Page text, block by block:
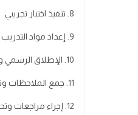
8. تنفيذ اختبار تجريبي
9. إعداد مواد التدريب وخطط التواصل
10. الإطلاق الرسمي والمتابعة
11. جمع الملاحظات وتحسين الأداء
12. إجراء مراجعات وتحديثات دورية